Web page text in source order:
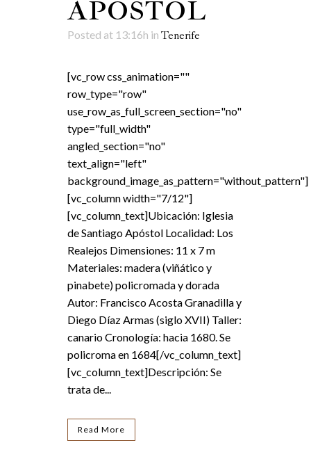
APÓSTOL
Posted at 13:16h in Tenerife
[vc_row css_animation=""
row_type="row"
use_row_as_full_screen_section="no"
type="full_width"
angled_section="no"
text_align="left"
background_image_as_pattern="without_pattern"]
[vc_column width="7/12"]
[vc_column_text]Ubicación: Iglesia
de Santiago Apóstol Localidad: Los
Realejos Dimensiones: 11 x 7 m
Materiales: madera (viñático y
pinabete) policromada y dorada
Autor: Francisco Acosta Granadilla y
Diego Díaz Armas (siglo XVII) Taller:
canario Cronología: hacia 1680. Se
policroma en 1684[/vc_column_text]
[vc_column_text]Descripción: Se
trata de...
Read More